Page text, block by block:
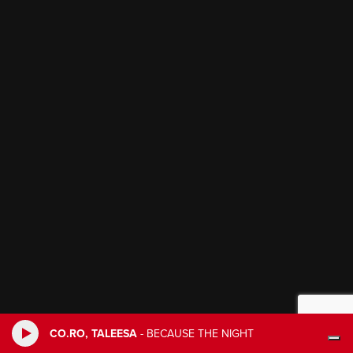
CO.RO, TALEESA - BECAUSE THE NIGHT